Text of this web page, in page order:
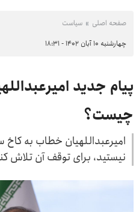
صفحه اصلی سیاست
چهارشنبه ۱۰ آبان ۱۴۰۲ - ۱۸:۳۱
پیام جدید
چیست؟
امیرعبداللهیان خطاب به
نیستید، برای توقف آن تلاش